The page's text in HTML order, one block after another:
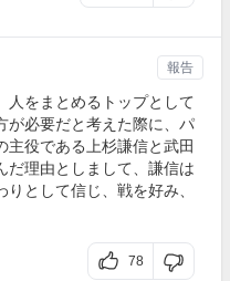
人をまとめるトップとして
が必要だと考えた際に、パ
主役である上杉謙信と武田
だ理由としまして、謙信は
として信じ、戦を好み、
78
報告